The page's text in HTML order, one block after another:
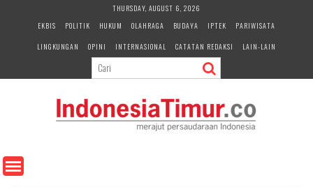
e
n
THURSDAY, AUGUST 6, 2026
EKBIS
POLITIK HUKUM OLAHRAGA BUDAYA IPTEK
PARIWISATA
LINGKUNGAN
OPINI INTERNASIONAL CATATAN REDAKSI LAIN-LAIN